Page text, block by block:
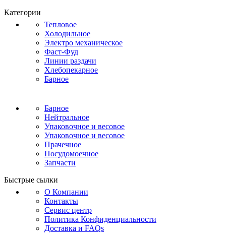
Категории
Тепловое
Холодильное
Электро механическое
Фаст-Фуд
Линии раздачи
Хлебопекарное
Барное
Барное
Нейтральное
Упаковочное и весовое
Упаковочное и весовое
Прачечное
Посудомоечное
Запчасти
Быстрые сылки
О Компании
Контакты
Сервис центр
Политика Конфиденциальности
Доставка и FAQs